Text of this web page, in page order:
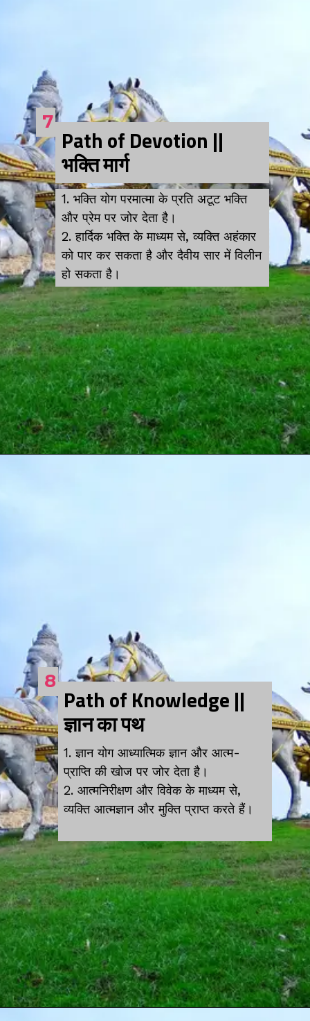
Path of Devotion ||
भक्ति मार्ग
7
1. भक्ति योग परमात्मा के प्रति अटूट भक्ति
और प्रेम पर जोर देता है।
2. हार्दिक भक्ति के माध्यम से, व्यक्ति अहंकार
को पार कर सकता है और दैवीय सार में विलीन
हो सकता है।
Path of Knowledge ||
ज्ञान का पथ
8
1. ज्ञान योग आध्यात्मिक ज्ञान और आत्म-
प्राप्ति की खोज पर जोर देता है।
2. आत्मनिरीक्षण और विवेक के माध्यम से,
व्यक्ति आत्मज्ञान और मुक्ति प्राप्त करते हैं।